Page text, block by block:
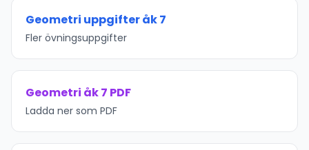
Geometri uppgifter åk 7
Fler övningsuppgifter
Geometri åk 7 PDF
Ladda ner som PDF